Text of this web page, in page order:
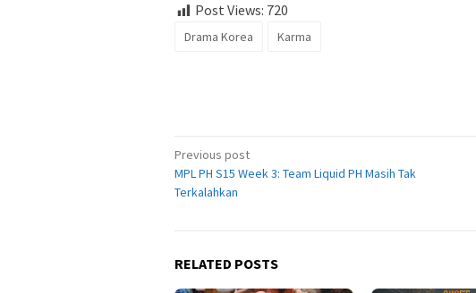
Post Views: 720
Drama Korea Karma
Post
navigation
Previous post
MPL PH S15 Week 3: Team Liquid PH Masih Tak
Terkalahkan
RELATED POSTS